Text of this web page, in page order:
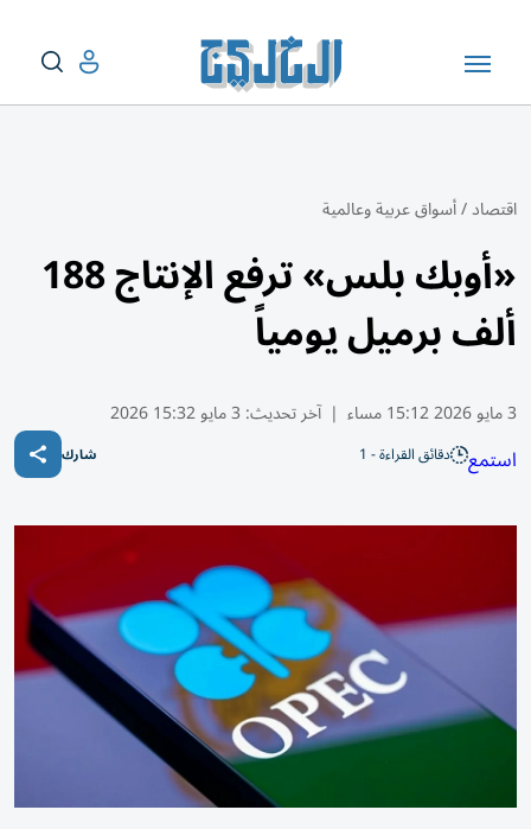
اقتصاد/أسواق عربية وعالمية
«أوبك بلس» ترفع الإنتاج 188
ألف برميل يومياً
3 مايو 2026 15:12 مساء | آخر تحديث: 3 مايو 15:32 2026
استمع دقائق القراءة - 1 شارك